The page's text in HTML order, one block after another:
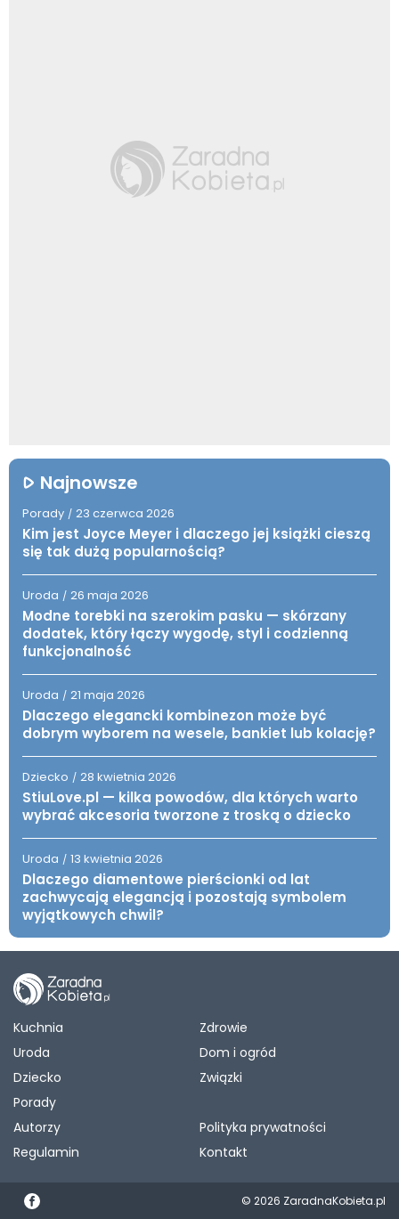
Najnowsze
Porady / 23 czerwca 2026
Kim jest Joyce Meyer i dlaczego jej książki cieszą
się tak dużą popularnością?
Uroda / 26 maja 2026
Modne torebki na szerokim pasku — skórzany
dodatek, który łączy wygodę, styl i codzienną
funkcjonalność
Uroda / 21 maja 2026
Dlaczego elegancki kombinezon może być
dobrym wyborem na wesele, bankiet lub kolację?
Dziecko / 28 kwietnia 2026
StiuLove.pl — kilka powodów, dla których warto
wybrać akcesoria tworzone z troską o dziecko
Uroda / 13 kwietnia 2026
Dlaczego diamentowe pierścionki od lat
zachwycają elegancją i pozostają symbolem
wyjątkowych chwil?
Kuchnia
Zdrowie
Uroda
Dom i ogród
Dziecko
Związki
Porady
Autorzy
Polityka prywatności
Regulamin
Kontakt
© 2026 ZaradnaKobieta.pl